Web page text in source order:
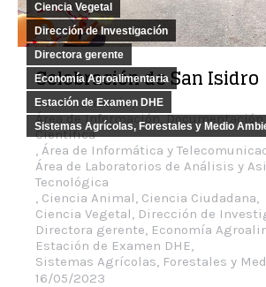
Ciencia Vegetal
Dirección de Investigación
Directora gerente
Economía Agroalimentaria
Estación de Examen DHE
Sistemas Agrícolas, Forestales y Medio
Celebración de San Isidro
Administración,
Área de Información,
Científica
, Área de Informática y
Área de Laboratorios de Análisis y
Tecnológica
, Ciencia Animal, Ciencia Ciudadana,
Ciencia Vegetal, Dirección de
Directora gerente, Economía
Estación de Examen DHE,
Sistemas Agrícolas, Forestales y
16/05/2023